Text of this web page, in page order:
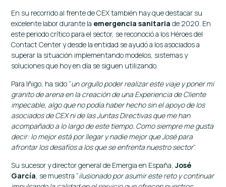
En su recorrido al frente de CEX también hay que destacar su
excelente labor durante la emergencia sanitaria de 2020. En
este periodo crítico para el sector, se reconoció a los Héroes del
Contact Center y desde la entidad se ayudó a los asociados a
superar la situación implementando modelos, sistemas y
soluciones que hoy en día se siguen utilizando.
Para Iñigo, ha sido “un orgullo poder realizar este viaje y poner mi
granito de arena en la creación de una Experiencia de Cliente
impecable, algo que no podía haber hecho sin el apoyo de los
asociados de CEX ni de las Juntas Directivas que me han
acompañado a lo largo de este tiempo. Como siempre me gusta
decir: lo mejor está por llegar y nadie mejor que José para
afrontar los desafíos a los que se enfrenta nuestro sector”.
Su sucesor y director general de Emergia en España,José
García , se muestra “ilusionado por asumir este reto y continuar